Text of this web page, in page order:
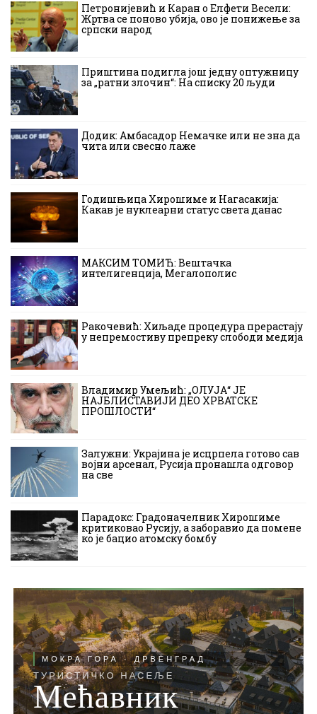
Петронијевић и Каран о Елфети Весели:
Жртва се поново убија, ово је понижење за
српски народ
Приштина подигла још једну оптужницу
за „ратни злочин“: На списку 20 људи
Додик: Амбасадор Немачке или не зна да
чита или свесно лаже
Годишњица Хирошиме и Нагасакија:
Какав је нуклеарни статус света данас
МАКСИМ ТОМИЋ: Вештачка
интелигенција, Мегалополис
Ракочевић: Хиљаде процедура прерастају
у непремостиву препреку слободи медија
Владимир Умељић: „ОЛУЈА“ ЈЕ
НАЈБЛИСТАВИЈИ ДЕО ХРВАТСКЕ
ПРОШЛОСТИ“
Залужни: Украјина је исцрпела готово сав
војни арсенал, Русија пронашла одговор
на све
Парадокс: Градоначелник Хирошиме
критиковао Русију, а заборавио да помене
ко је бацио атомску бомбу